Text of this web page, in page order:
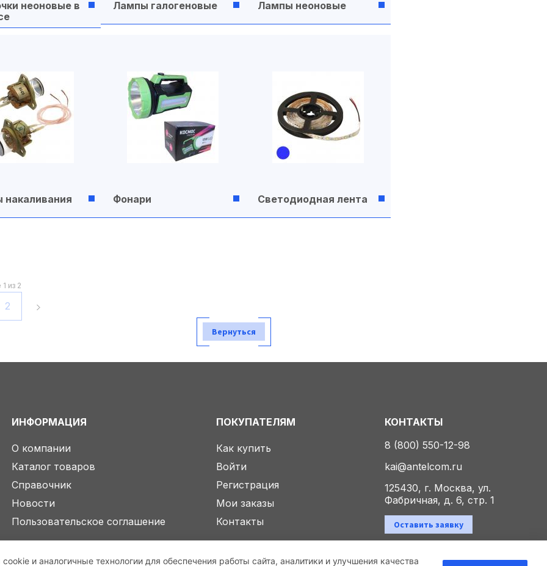
и аналогичные технологии для обеспечения работы сайта, аналитики и улучшения качества
неоновые в
Лампы галогеновые Лампы неоновые
Фонари Светодиодная лента
из 2
2
Вернуться
ИНФОРМАЦИЯ
О компании
Каталог товаров
Справочник
Новости
Пользовательское соглашение
ПОКУПАТЕЛЯМ
Как купить
Войти
Регистрация
Мои заказы
Контакты
КОНТАКТЫ
8 (800) 550-12-98
kai@antelcom.ru
125430, г. Москва, ул.
Фабричная, д. 6, стр. 1
Оставить заявку